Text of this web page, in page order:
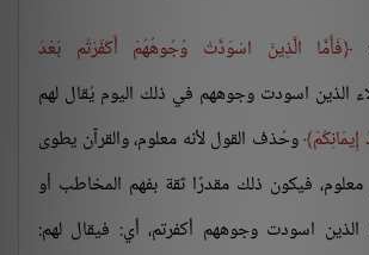
فَأَمَّا الَّذِينَ اسْوَدَّتْ وُجُوهُهُمْ أَكَفَرْتُم بَعْدَ
الذين اسودت وجوههم في ذلك اليوم يُقال لهم
وحُذف القول لأنه معلوم، والقرآن يطوى
معلوم، فيكون ذلك مقدرًا ثقة بفهم المخاطب أو
الذين اسودت وجوههم أكفرتم، أي: فيقال لهم: